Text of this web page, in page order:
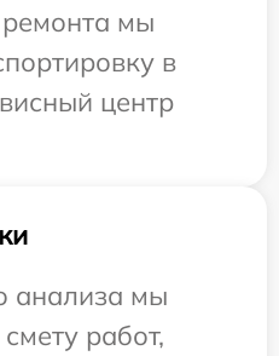
мы
в
центр
анализа мы
работ,